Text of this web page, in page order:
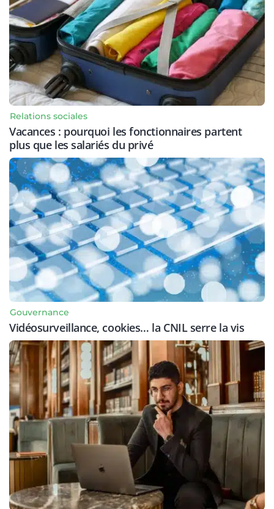
Relations sociales
Vacances : pourquoi les fonctionnaires partent
plus que les salariés du privé
Gouvernance
Vidéosurveillance, cookies… la CNIL serre la vis